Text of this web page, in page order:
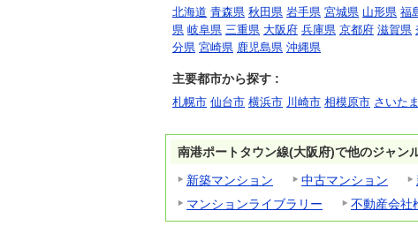
北海道 青森県 秋田県 岩手県 宮城県 山形県 福
県 岐阜県 三重県 大阪府 兵庫県 京都府 滋賀県
分県 宮崎県 鹿児島県 沖縄県
主要都市から探す :
札幌市 仙台市 横浜市 川崎市 相模原市 さいた
南港ポートタウン線(大阪府)で他のジャン
新築マンション
中古マンション
マンションライブラリー
不動産会社